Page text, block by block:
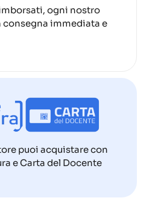
ogni nostro
immediata e
puoi acquistare con
e Carta del Docente